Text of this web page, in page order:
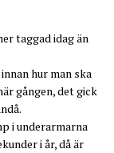
taggad idag än
hur man ska
gången, det gick
i underarmarna
i år, då är